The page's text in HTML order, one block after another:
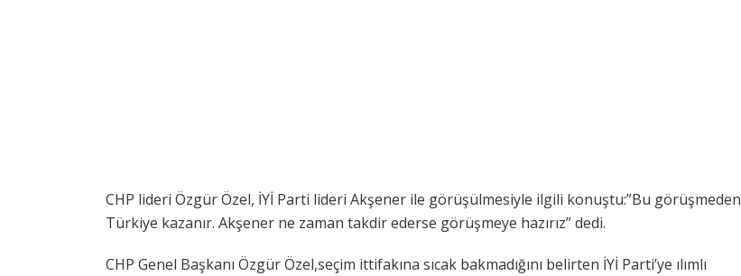
CHP lideri Özgür Özel, İYİ Parti lideri Akşener ile görüşülmesiyle ilgili konuştu:”Bu görüşmeden
Türkiye kazanır. Akşener ne zaman takdir ederse görüşmeye hazırız” dedi.
CHP Genel Başkanı Özgür Özel,seçim ittifakına sıcak bakmadığını belirten İYİ Parti’ye ılımlı